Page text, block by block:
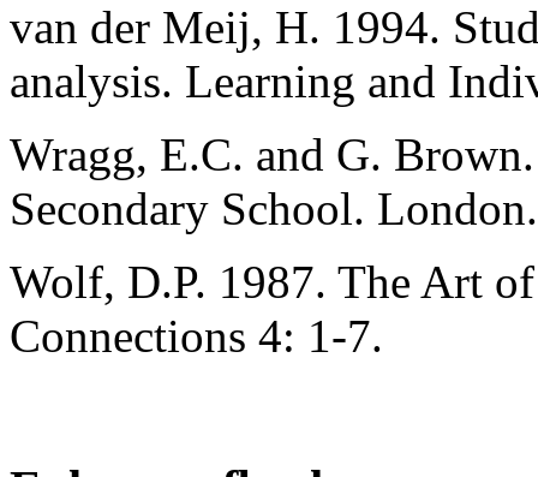
van der Meij, H. 1994.
analysis. Learning and
Wragg, E.C. and G.
Secondary School.
Wolf, D.P. 1987. The Art
Connections 4: 1-7.